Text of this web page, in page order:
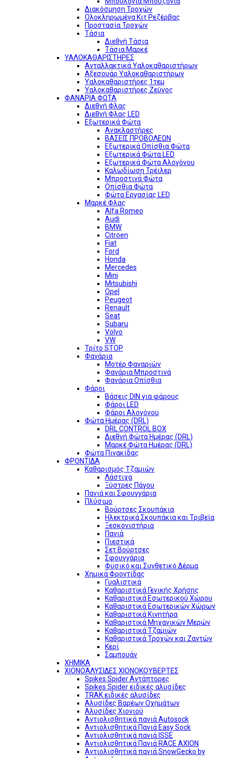
Διακόσμηση Τροχών
Ολοκληρωμένα Κιτ Ρεζέρβας
Προστασία Τροχών
Τάσια
Διεθνή Τάσια
Τάσια Μαρκέ
ΥΑΛΟΚΑΘΑΡΙΣΤΗΡΕΣ
Ανταλλακτικά Υαλοκαθαριστήρων
Αξεσουάρ Υαλοκαθαριστήρων
Υαλοκαθαριστήρες 1τεμ
Υαλοκαθαριστήρες Ζεύγος
ΦΑΝΑΡΙΑ ΦΩΤΑ
Διεθνή Φλας
Διεθνή Φλας LED
Εξωτερικά Φώτα
Ανακλαστήρες
ΒΑΣΕΙΣ ΠΡΟΒΟΛΕΩΝ
Εξωτερικά Οπίσθια Φώτα
Εξωτερικά Φώτα LED
Εξωτερικά Φώτα Αλογόνου
Καλωδίωση Τρέιλερ
Μπροστινά Φώτα
Οπίσθια Φώτα
Φώτα Εργασίας LED
Μαρκέ Φλας
Alfa Romeo
Audi
BMW
Citroen
Fiat
Ford
Honda
Mercedes
Mini
Mitsubishi
Opel
Peugeot
Renault
Seat
Subaru
Volvo
VW
Τρίτο STOP
Φανάρια
Μοτέρ Φαναριών
Φανάρια Μπροστινά
Φανάρια Οπίσθια
Φάροι
Βάσεις DIN για φάρους
Φάροι LED
Φάροι Αλογόνου
Φώτα Ημέρας (DRL)
DRL CONTROL BOX
Διεθνή Φώτα Ημέρας (DRL)
Μαρκέ Φώτα Ημέρας (DRL)
Φώτα Πινακίδας
ΦΡΟΝΤΙΔΑ
Καθαρισμός Τζαμιών
Λάστιχα
Ξύστρες Πάγου
Πανιά και Σφουγγάρια
Πλύσιμο
Βούρτσες Σκουπάκια
Ηλεκτρικά Σκουπάκια και Τριβεία
Ξεσκονιστήρια
Πανιά
Πιεστικά
Σετ Βούρτσες
Σφουγγάρια
Φυσικό και Συνθετικό Δέρμα
Χημικά Φροντίδας
Γυαλιστικά
Καθαριστικά Γενικής Χρήσης
Καθαριστικά Εσωτερικού Χώρου
Καθαριστικά Εσωτερικών Χώρων
Καθαριστικά Κινητήρα
Καθαριστικά Μηχανικών Μερών
Καθαριστικά Τζαμιών
Καθαριστικά Τροχών και Ζαντών
Κερί
Σαμπουάν
ΧΗΜΙΚΑ
ΧΙΟΝΟΑΛΥΣΙΔΕΣ ΧΙΟΝΟΚΟΥΒΕΡΤΕΣ
Spikes Spider Αντάπτορες
Spikes Spider ειδικές αλυσίδες
TRAK ειδικές αλυσίδες
Αλυσίδες Βαρέων Οχημάτων
Αλυσίδες Χιονιού
Αντιολισθητικά πανιά Autosock
Αντιολισθητικά Πανιά Easy Sock
Αντιολισθητικά πανιά ISSE
Αντιολισθητικά Πανιά RACE AXION
Αντιολισθητικά πανιά SnowGecko by